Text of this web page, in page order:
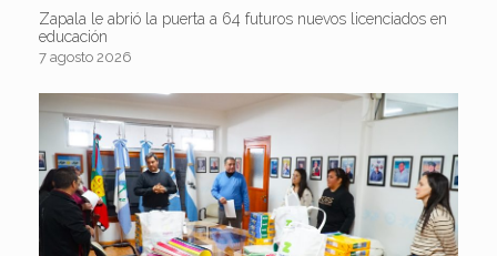
Zapala le abrió la puerta a 64 futuros nuevos licenciados en
educación
7 agosto 2026